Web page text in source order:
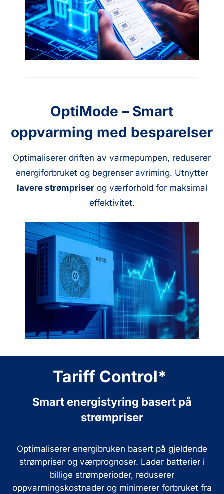
OptiMode – Smart
oppvarming med besparelser
Optimaliserer driften av varmepumpen, reduserer
energiforbruket og begrenser avriming. Utnytter
lavere strømpriserog værforhold for maksimal
effektivitet.
Tariff Control*
Smart energistyring basert på
strømpriser
Optimaliserer energibruken basert på gjeldende
strømpriser og værprognoser. Lader batterier i
billige strømperioder, reduserer
oppvarmingskostnader og minimerer forbruket fra